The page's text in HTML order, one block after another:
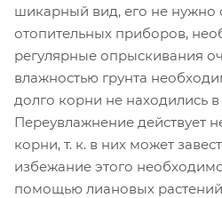
шикарный вид, его не нужно
отопительных приборов,
регулярные опрыскивания
влажностью грунта
долго корни не находились
Переувлажнение действует
корни, т. к. в них может
избежание этого
помощью лиановых